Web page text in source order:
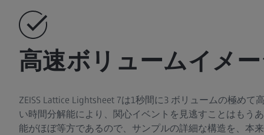
高速ボリュームイメ
ZEISS Lattice Lightsheet 7は1秒間に3 ボリュームの極め
い時間分解能により、関心イベントを見逃すことはもう
能がほぼ等方であるので、サンプルの詳細な構造を、本